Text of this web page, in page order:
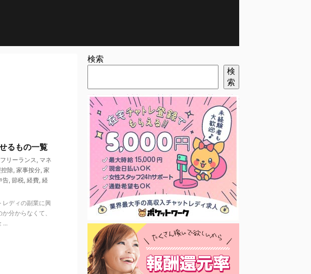
るもの一覧
フリーランス マネ
除 家事按分 家
告 節税 経費 経
レディの副業に興
分からなくて、
...
検索
検
索